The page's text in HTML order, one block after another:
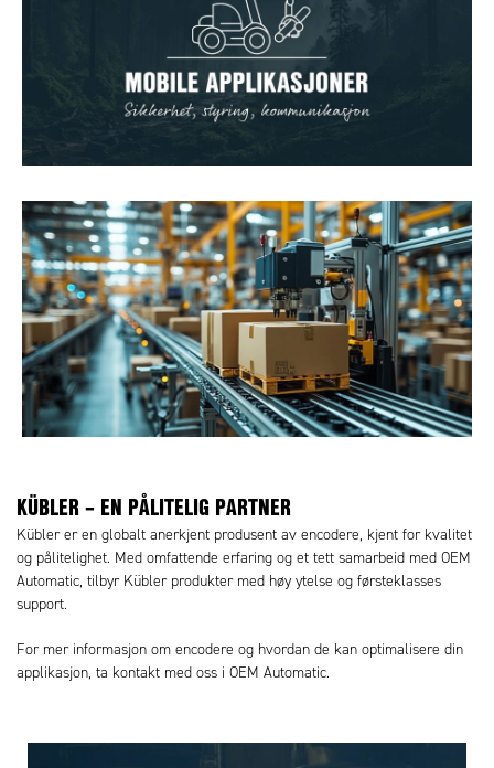
KÜBLER – EN PÅLITELIG PARTNER
Kübler er en globalt anerkjent produsent av encodere, kjent for kvalitet
og pålitelighet. Med omfattende erfaring og et tett samarbeid med OEM
Automatic, tilbyr Kübler produkter med høy ytelse og førsteklasses
support.
For mer informasjon om encodere og hvordan de kan optimalisere din
applikasjon, ta kontakt med oss i OEM Automatic.